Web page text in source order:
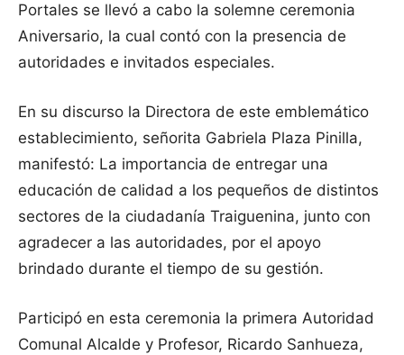
Portales se llevó a cabo la solemne ceremonia
Aniversario, la cual contó con la presencia de
autoridades e invitados especiales.
En su discurso la Directora de este emblemático
establecimiento, señorita Gabriela Plaza Pinilla,
manifestó: La importancia de entregar una
educación de calidad a los pequeños de distintos
sectores de la ciudadanía Traiguenina, junto con
agradecer a las autoridades, por el apoyo
brindado durante el tiempo de su gestión.
Participó en esta ceremonia la primera Autoridad
Comunal Alcalde y Profesor, Ricardo Sanhueza,